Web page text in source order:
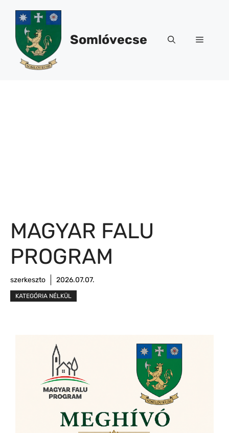
tartalomba
Somlóvecse Menü
MAGYAR FALU
PROGRAM
szerkeszto 2026.07.07.
KATEGÓRIA NÉLKÜL